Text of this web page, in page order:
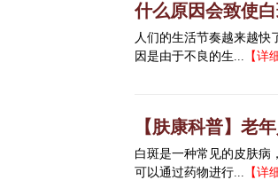
什么原因会致使
人们的生活节奏越来越快
因是由于不良的生... 【详
【肤康科普】老
白斑是一种常见的皮肤病
可以通过药物进行... 【详